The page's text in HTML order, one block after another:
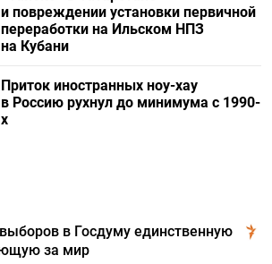
и повреждении установки первичной
переработки на Ильском НПЗ
на Кубани
Приток иностранных ноу-хау
в Россию рухнул до минимума с 1990-
х